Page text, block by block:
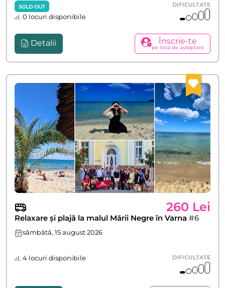
SOLD OUT
0 locuri disponibile
DIFICULTATE
Detalii Înscrie-te
pe lista de așteptare
260 Lei
Relaxare și plajă la malul Mării Negre în Varna #6
sâmbătă, 15 august 2026
4 locuri disponibile DIFICULTATE